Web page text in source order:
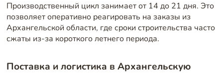
Производственный цикл занимает от 14 до 21 дня. Это
позволяет оперативно реагировать на заказы из
Архангельской области, где сроки строительства часто
сжаты из-за короткого летнего периода.
Поставка и логистика в Архангельскую